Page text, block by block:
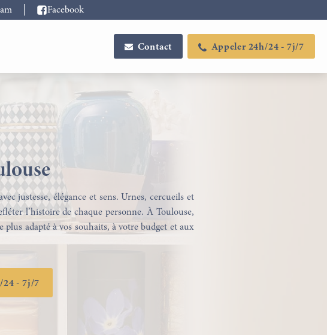
Facebook
Contact Appeler 24h/24 - 7j/7
justesse, élégance et sens. Urnes, cercueils et
l’histoire de chaque personne. À Toulouse,
adapté à vos souhaits, à votre budget et aux
24 - 7j/7